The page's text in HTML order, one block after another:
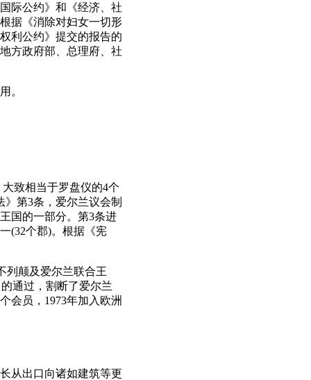
际公约》和《经济、社
据《消除对妇女一切形
利公约》提交的报告的
方政府部、总理府、社
。
致相当于罗盘仪的4个
第3条，爱尔兰议会制
国的一部分。第3条进
(32个郡)。根据《宪
列颠及爱尔兰联合王
通过，割断了爱尔兰
会员，1973年加入欧洲
从出口向诸如建筑等更